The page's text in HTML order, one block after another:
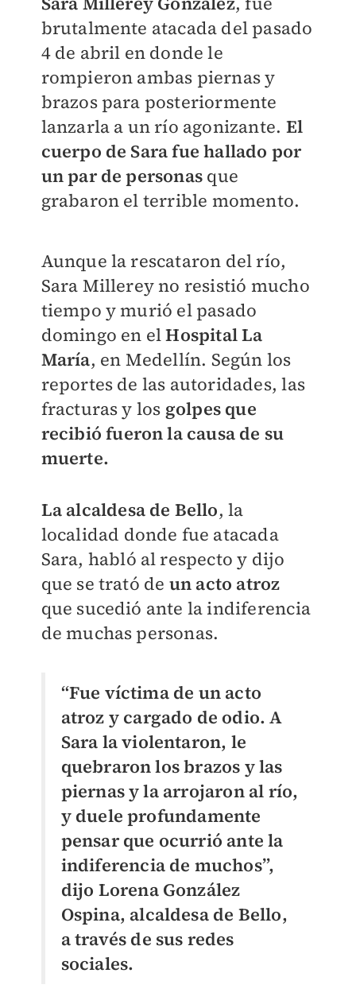
brutalmente atacada del pasado
4 de abril en donde le
rompieron ambas piernas y
brazos para posteriormente
lanzarla a un río agonizante. El
cuerpo de Sara fue hallado por
un par de personas que
grabaron el terrible momento.
Aunque la rescataron del río,
Sara Millerey no resistió mucho
tiempo y murió el pasado
domingo en elHospital La
María, en Medellín. Según los
reportes de las autoridades, las
fracturas y los golpes que
recibió fueron la causa de su
muerte.
La alcaldesa de Bello, la
localidad donde fue atacada
Sara, habló al respecto y dijo
que se trató de un acto atroz
que sucedió ante la indiferencia
de muchas personas.
“Fue víctima de un acto
atroz y cargado de odio. A
Sara la violentaron, le
quebraron los brazos y las
piernas y la arrojaron al río,
y duele profundamente
pensar que ocurrió ante la
indiferencia de muchos”,
dijo Lorena González
Ospina, alcaldesa de Bello,
a través de sus redes
sociales.